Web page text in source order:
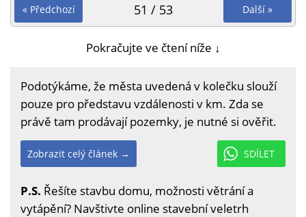
« Předchozí Další »
51 / 53
Pokračujte ve čtení níže ↓
Podotýkáme, že města uvedená v kolečku slouží
pouze pro představu vzdálenosti v km. Zda se
právě tam prodávají pozemky, je nutné si ověřit.
SDÍLET
Zobrazit celý článek →
P.S. Řešíte stavbu domu, možnosti větrání a
vytápění? Navštivte online stavební veletrh